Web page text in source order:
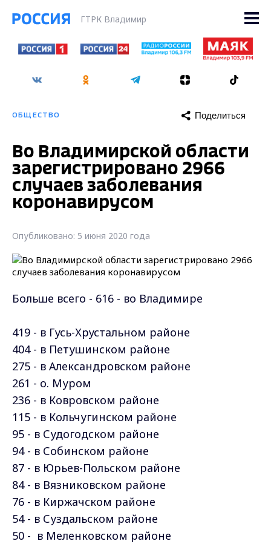
ГТРК Владимир
ОБЩЕСТВО Поделиться
Во Владимирской области
зарегистрировано 2966
случаев заболевания
коронавирусом
Опубликовано: 5 июня 2020 года
Больше всего - 616 - во Владимире
419 - в Гусь-Хрустальном районе
404 - в Петушинском районе
275 - в Александровском районе
261 - о. Муром
236 - в Ковровском районе
115 - в Кольчугинском районе
95 - в Судогодском районе
94 - в Собинском районе
87 - в Юрьев-Польском районе
84 - в Вязниковском районе
76 - в Киржачском районе
54 - в Суздальском районе
50 - в Меленковском районе